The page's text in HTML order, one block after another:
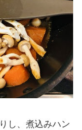
し、煮込みハン